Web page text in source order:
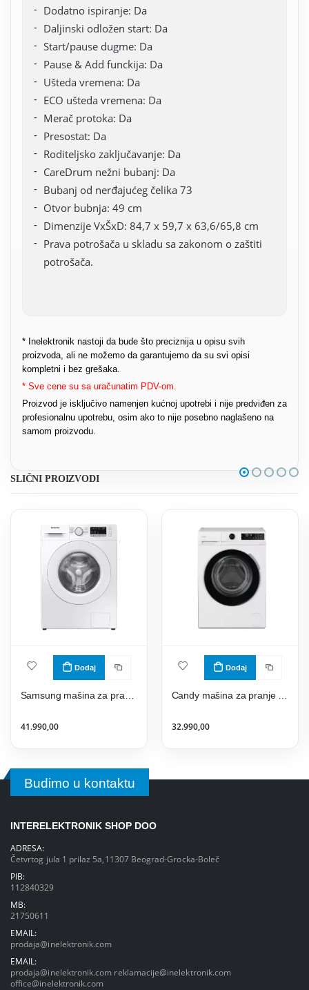
Dodatno ispiranje: Da
Daljinski odložen start: Da
Start/pause dugme: Da
Pause & Add funckija: Da
Ušteda vremena: Da
ECO ušteda vremena: Da
Merač protoka: Da
Presostat: Da
Roditeljsko zaključavanje: Da
CareDrum nežni bubanj: Da
Bubanj od nerđajućeg čelika 73
Otvor bubnja: 49 cm
Dimenzije VxŠxD: 84,7 x 59,7 x 63,6/65,8 cm
Prava potrošača u skladu sa zakonom o zaštiti
potrošača.
* Inelektronik nastoji da bude što preciznija u opisu svih
proizvoda, ali ne možemo da garantujemo da su svi opisi
kompletni i bez grešaka.
* Sve cene su sa uračunatim PDV-om.
Proizvod je isključivo namenjen kućnoj upotrebi i nije predviđen za
profesionalnu upotrebu, osim ako to nije posebno naglašeno na
samom proizvodu.
SLIČNI PROIZVODI
Dodaj
41.990,00
Dodaj
32.990,00
Budimo u kontaktu
INTERELEKTRONIK SHOP DOO
ADRESA:
Četvrtog jula 1 prilaz 5a,11307 Beograd-Grocka-Boleč
PIB:
112840329
MB:
21750611
EMAIL:
prodaja@inelektronik.com
EMAIL:
prodaja@inelektronik.com reklamacije@inelektronik.com
office@inelektronik.com